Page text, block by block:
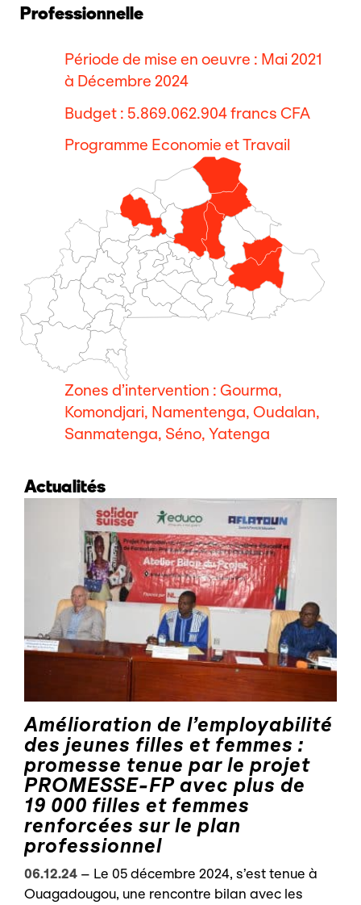
Professionnelle
Période de mise en oeuvre : Mai 2021
à Décembre 2024
Budget : 5.869.062.904 francs CFA
Programme Economie et Travail
Zones d’intervention : Gourma,
Komondjari, Namentenga, Oudalan,
Sanmatenga, Séno, Yatenga
Actualités
Amélioration de l’employabilité
des jeunes filles et femmes :
promesse tenue par le projet
PROMESSE-FP avec plus de
19 000 filles et femmes
renforcées sur le plan
professionnel
06.12.24 – Le 05 décembre 2024, s’est tenue à
Ouagadougou, une rencontre bilan avec les